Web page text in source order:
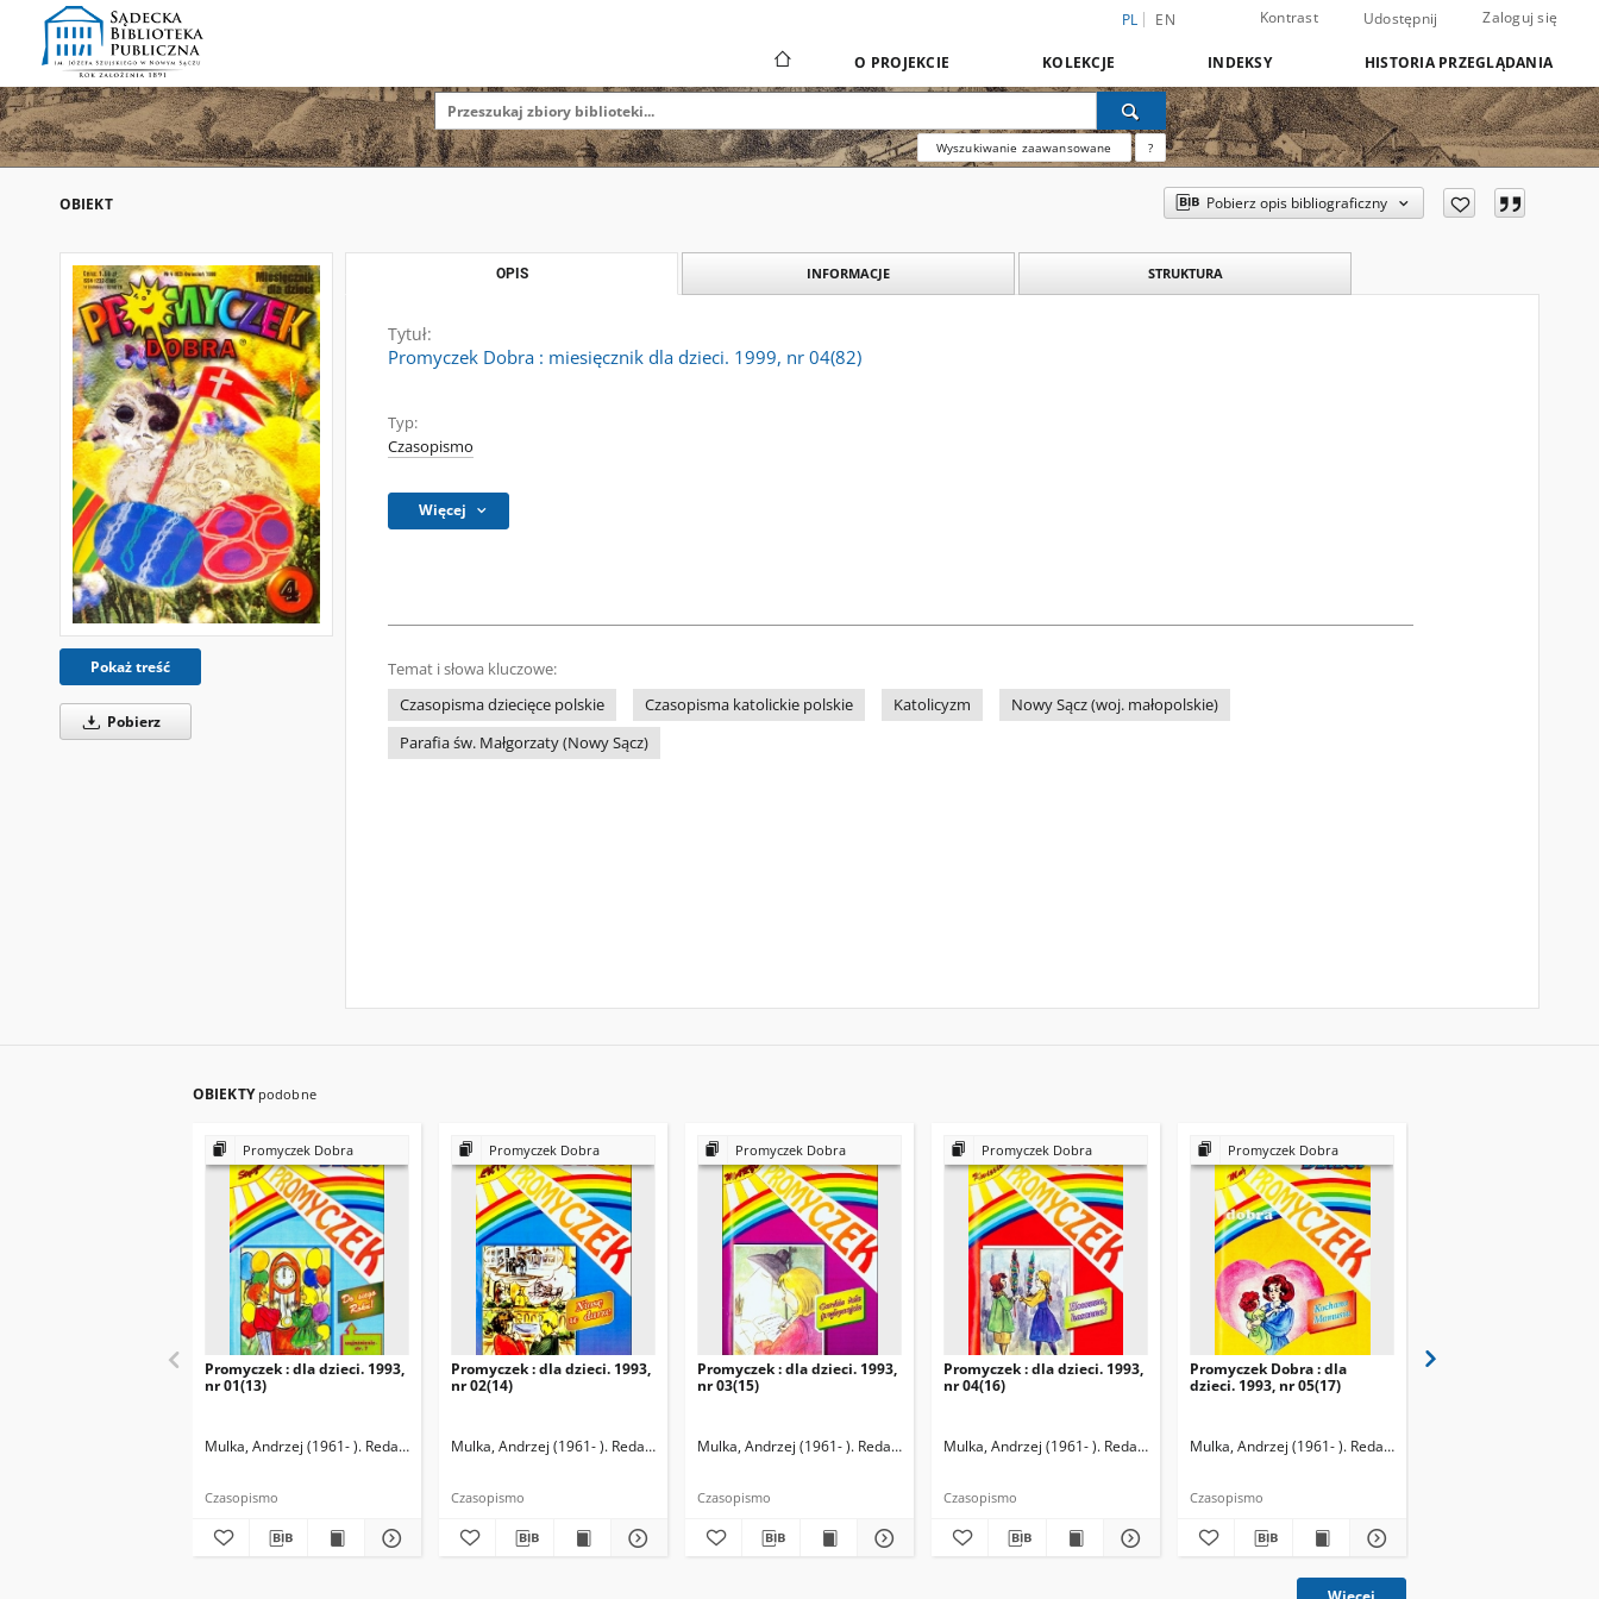
PL EN Kontrast Udostępnij Zaloguj się
O PROJEKCIE KOLEKCJE INDEKSY HISTORIA PRZEGLĄDANIA
Wyszukiwanie zaawansowane ?
OBIEKT Pobierz opis bibliograficzny
Pokaż treść
Pobierz
OPIS INFORMACJE STRUKTURA
Tytuł:
Promyczek Dobra : miesięcznik dla dzieci. 1999, nr 04(82)
Typ:
Czasopismo
Więcej
Temat i słowa kluczowe:
Czasopisma dziecięce polskie
Czasopisma katolickie polskie Katolicyzm
Nowy Sącz (woj. małopolskie)
Parafia św. Małgorzaty (Nowy Sącz)
OBIEKTY podobne
Promyczek Dobra
Promyczek : dla dzieci. 1993,
nr 01(13)
Mulka, Andrzej (1961- ). Redaktor naczelny
Czasopismo
Promyczek Dobra
Promyczek : dla dzieci. 1993,
nr 02(14)
Mulka, Andrzej (1961- ). Redaktor naczelny
Czasopismo
Promyczek Dobra
Promyczek : dla dzieci. 1993,
nr 03(15)
Mulka, Andrzej (1961- ). Redaktor naczelny
Czasopismo
Promyczek Dobra
Promyczek : dla dzieci. 1993,
nr 04(16)
Mulka, Andrzej (1961- ). Redaktor naczelny
Czasopismo
Promyczek Dobra
Promyczek Dobra : dla
dzieci. 1993, nr 05(17)
Mulka, Andrzej (1961- ). Redaktor naczelny
Czasopismo